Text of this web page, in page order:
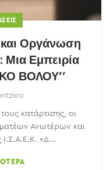
Οργάνωση
Μια Εμπειρία
ΒΟΛΟΥ’’
κατάρτισης, οι
Ανωτέρων και
«Δ...